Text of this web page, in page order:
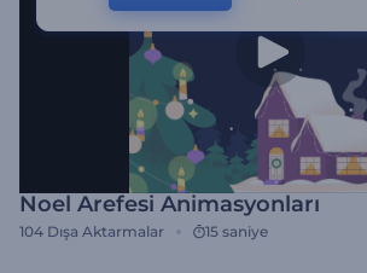
Noel Arefesi Animasyonları
104 Dışa Aktarmalar 15 saniye